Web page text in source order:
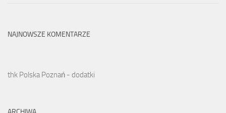
NAJNOWSZE KOMENTARZE
thk Polska Poznań - dodatki